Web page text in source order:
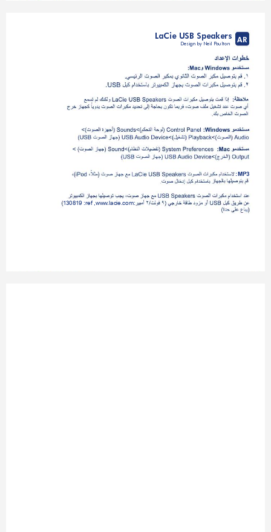
LaCie USB Speakers
AR
Design by Neil Poulton
:MP3
130819 :ref ,www.lacie.com: